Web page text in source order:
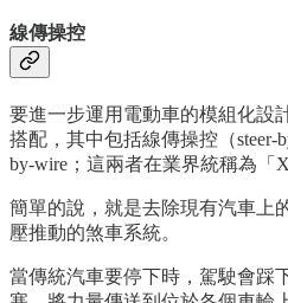
線傳操控
要進一步運用電動車的模組化設
搭配，其中包括線傳操控（steer-
by-wire；這兩者在業界統稱為「
簡單的說，就是去除現有汽車上
壓推動的煞車系統。
當傳統汽車要停下時，駕駛會踩